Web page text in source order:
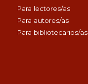
Para lectores/as
Para autores/as
Para bibliotecarios/as